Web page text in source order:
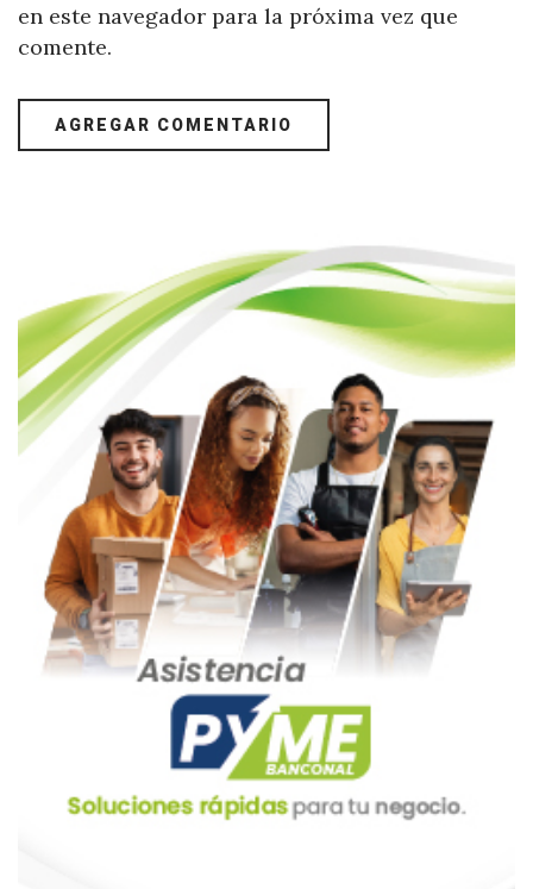
en este navegador para la próxima vez que
comente.